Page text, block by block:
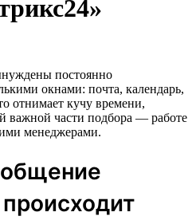
постоянно
окнами: почта, календарь,
отнимает кучу времени,
важной части подбора — работе
менеджерами.